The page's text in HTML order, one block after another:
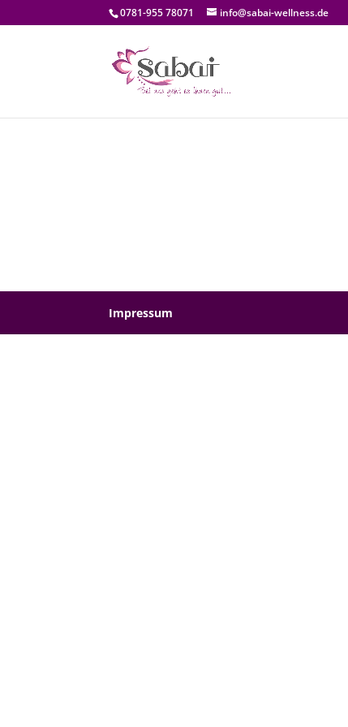
0781-955 78071 info@sabai-wellness.de
Impressum